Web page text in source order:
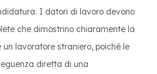
I datori di lavoro devono
che dimostrino chiaramente la
lavoratore straniero, poiché le
diretta di una